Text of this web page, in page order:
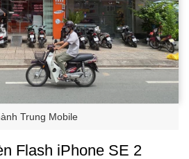
Trung Mobile
Flash iPhone SE 2